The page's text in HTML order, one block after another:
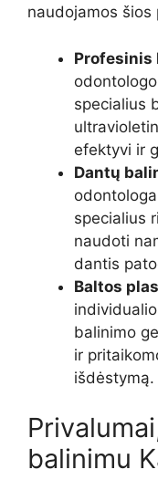
naudojamos šios
Profesinis
specialius
efektyvi ir
Dantų
specialius
naudoti
dantis
Baltos
balinimo
ir
išdėstymą.
balinimu